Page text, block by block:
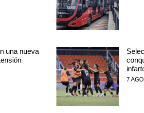
una nueva
7